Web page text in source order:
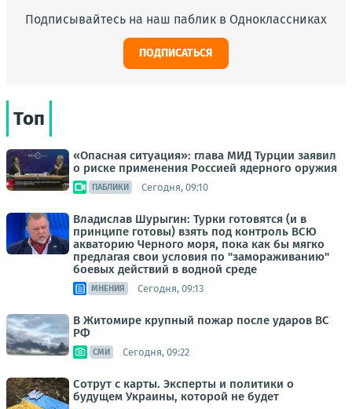
Подписывайтесь на наш паблик в Одноклассниках
ПОДПИСАТЬСЯ
Топ
«Опасная ситуация»: глава МИД Турции заявил
о риске применения Россией ядерного оружия
ПАБЛИКИ Сегодня, 09:10
Владислав Шурыгин: Турки готовятся (и в
принципе готовы) взять под контроль ВСЮ
акваторию Черного моря, пока как бы мягко
предлагая свои условия по "замораживанию"
боевых действий в водной среде
МНЕНИЯ Сегодня, 09:13
В Житомире крупный пожар после ударов ВС
РФ
СМИ Сегодня, 09:22
Сотрут с карты. Эксперты и политики о
будущем Украины, которой не будет